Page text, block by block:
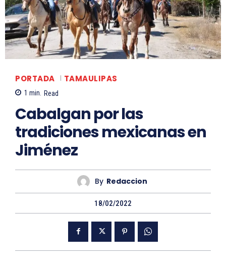
PORTADA TAMAULIPAS
1 min. Read
Cabalgan por las
tradiciones mexicanas en
Jiménez
By Redaccion
18/02/2022